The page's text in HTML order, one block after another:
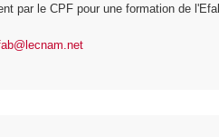
par le CPF pour une formation de